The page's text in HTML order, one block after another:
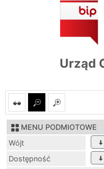
Urząd
MENU PODMIOTOWE
Wójt
Dostępność